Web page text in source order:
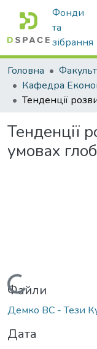
Фонди
та
зібрання
Головна
Тенденції
умовах
Вантажиться...
Файли
Демко ВС - Тези
Дата